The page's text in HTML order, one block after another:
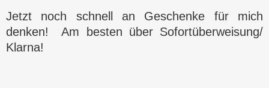
Jetzt noch schnell an Geschenke für mich
denken! Am besten über Sofortüberweisung/
Klarna!